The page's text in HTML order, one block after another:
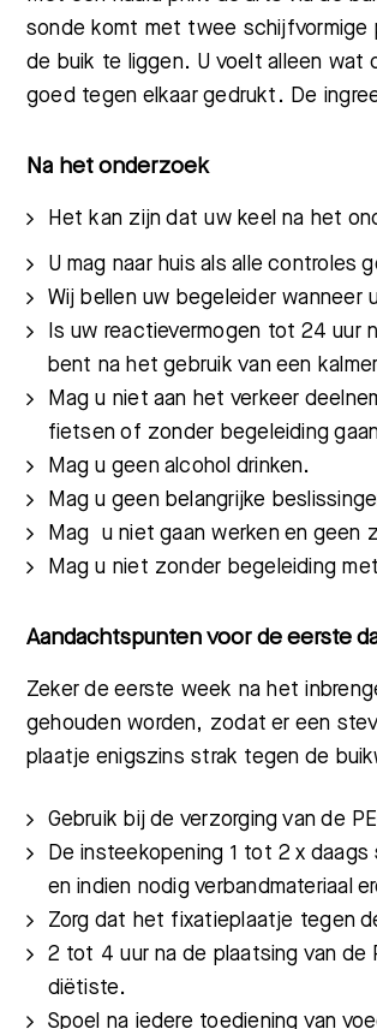
sonde komt met twee schijfvormige
de buik te liggen. U voelt alleen wat
goed tegen elkaar gedrukt. De
Na het onderzoek
Het kan zijn dat uw keel na het
U mag naar huis als alle controles
Wij bellen uw begeleider wanneer
Is uw reactievermogen tot 24 uur
bent na het gebruik van een
Mag u niet aan het verkeer
fietsen of zonder begeleiding
Mag u geen alcohol drinken.
Mag u geen belangrijke
Mag u niet gaan werken en geen
Mag u niet zonder begeleiding
Aandachtspunten voor de eerste
Zeker de eerste week na het
gehouden worden, zodat er een
plaatje enigszins strak tegen de
Gebruik bij de verzorging van de
De insteekopening 1 tot 2 x
en indien nodig verbandmateriaal
Zorg dat het fixatieplaatje tegen
2 tot 4 uur na de plaatsing van de
diëtiste.
Spoel na iedere toediening van